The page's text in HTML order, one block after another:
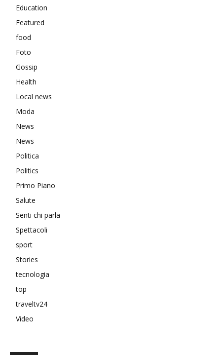
Education
Featured
food
Foto
Gossip
Health
Local news
Moda
News
News
Politica
Politics
Primo Piano
Salute
Senti chi parla
Spettacoli
sport
Stories
tecnologia
top
traveltv24
Video